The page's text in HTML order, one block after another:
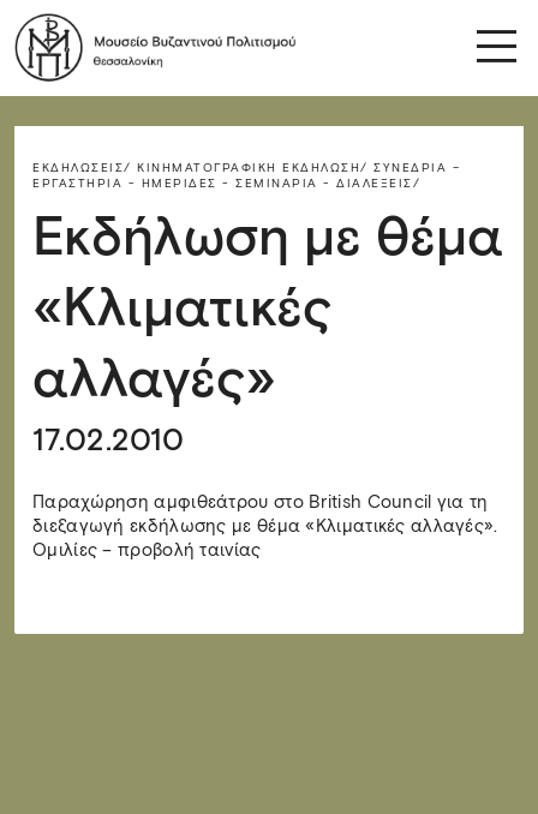
ΕΚΔΗΛΏΣΕΙΣ/ ΚΙΝΗΜΑΤΟΓΡΑΦΙΚΉ ΕΚΔΉΛΩΣΗ/ ΣΥΝΈΔΡΙΑ –
ΕΡΓΑΣΤΉΡΙΑ - ΗΜΕΡΊΔΕΣ - ΣΕΜΙΝΆΡΙΑ - ΔΙΑΛΈΞΕΙΣ/
Εκδήλωση με θέμα
«Κλιματικές
αλλαγές»
17.02.2010
Παραχώρηση αμφιθεάτρου στο British Council για τη
διεξαγωγή εκδήλωσης με θέμα «Κλιματικές αλλαγές».
Ομιλίες – προβολή ταινίας